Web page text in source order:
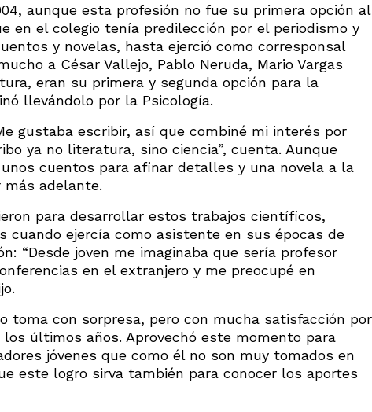
aunque esta profesión no fue su primera opción al
en el colegio tenía predilección por el periodismo y
y novelas, hasta ejerció como corresponsal
a César Vallejo, Pablo Neruda, Mario Vargas
eran su primera y segunda opción para la
llevándolo por la Psicología.
gustaba escribir, así que combiné mi interés por
ya no literatura, sino ciencia”, cuenta. Aunque
cuentos para afinar detalles y una novela a la
adelante.
para desarrollar estos trabajos científicos,
cuando ejercía como asistente en sus épocas de
“Desde joven me imaginaba que sería profesor
en el extranjero y me preocupé en
toma con sorpresa, pero con mucha satisfacción por
últimos años. Aprovechó este momento para
jóvenes que como él no son muy tomados en
este logro sirva también para conocer los aportes